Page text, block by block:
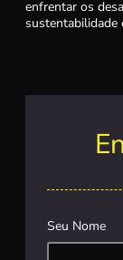
enfrentar os
sustentabilidade
Seu Nome